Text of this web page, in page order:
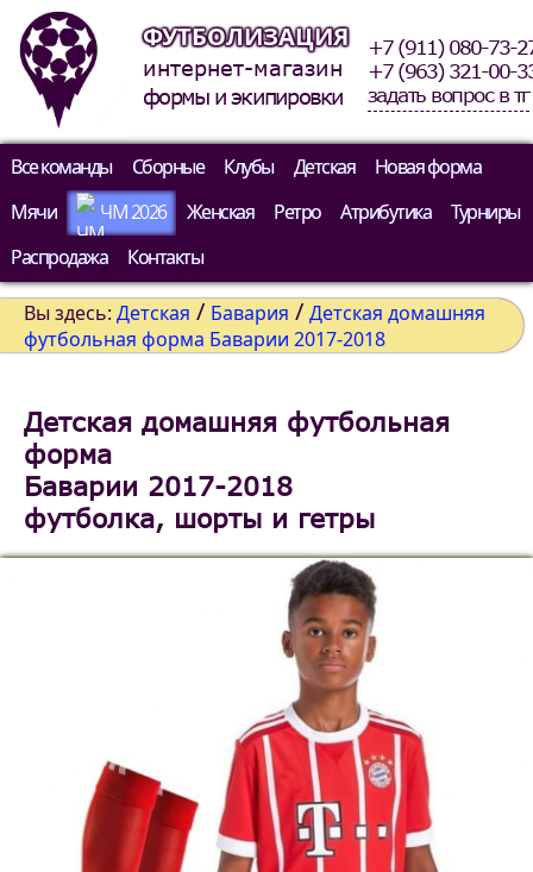
ФУТБОЛИЗАЦИЯ
интернет-магазин
формы и экипировки
+7 (911) 080-73-
+7 (963) 321-00-
задать вопрос в тг
Все команды Сборные Клубы Детская
Новая форма
Мячи
ЧМ 2026 Женская Ретро Атрибутика
Турниры
Распродажа
Контакты
Вы здесь: Детская / Бавария / Детская домашняя
футбольная форма Баварии 2017-2018
Детская домашняя футбольная
форма
Баварии 2017-2018
футболка, шорты и гетры